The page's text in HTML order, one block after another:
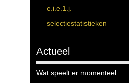
e.i.e.1.j.
selectiestatistieken
Actueel
Wat speelt er momenteel